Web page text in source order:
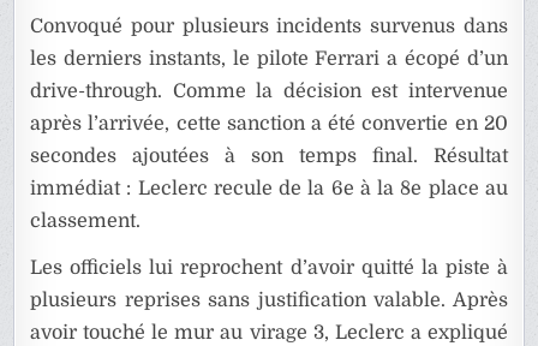
Convoqué pour plusieurs incidents survenus dans
les derniers instants, le pilote Ferrari a écopé d’un
drive-through. Comme la décision est intervenue
après l’arrivée, cette sanction a été convertie en 20
secondes ajoutées à son temps final. Résultat
immédiat : Leclerc recule de la 6e à la 8e place au
classement.
Les officiels lui reprochent d’avoir quitté la piste à
plusieurs reprises sans justification valable. Après
avoir touché le mur au virage 3, Leclerc a expliqué